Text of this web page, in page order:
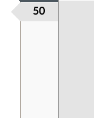
50